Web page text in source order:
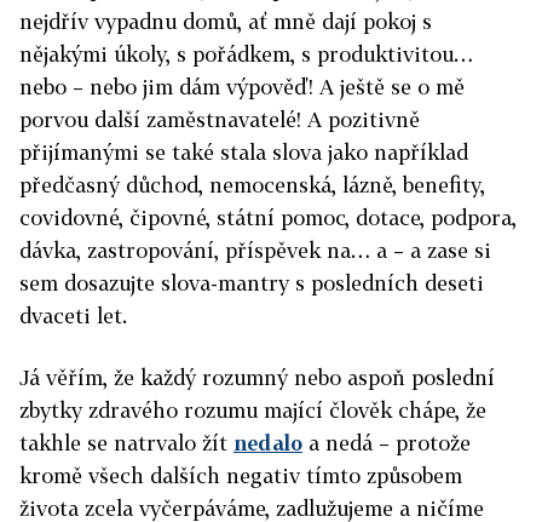
nejdřív vypadnu domů, ať mně dají pokoj s
nějakými úkoly, s pořádkem, s produktivitou…
nebo – nebo jim dám výpověď! A ještě se o mě
porvou další zaměstnavatelé! A pozitivně
přijímanými se také stala slova jako například
předčasný důchod, nemocenská, lázně, benefity,
covidovné, čipovné, státní pomoc, dotace, podpora,
dávka, zastropování, příspěvek na… a – a zase si
sem dosazujte slova-mantry s posledních deseti
dvaceti let.
Já věřím, že každý rozumný nebo aspoň poslední
zbytky zdravého rozumu mající člověk chápe, že
takhle se natrvalo žít nedalo a nedá – protože
kromě všech dalších negativ tímto způsobem
života zcela vyčerpáváme, zadlužujeme a ničíme